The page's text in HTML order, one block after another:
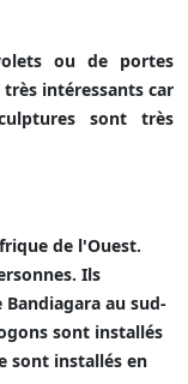
ou de portes
intéressants car
sont très
de l'Ouest.
Ils
au sud-
sont installés
sont installés en